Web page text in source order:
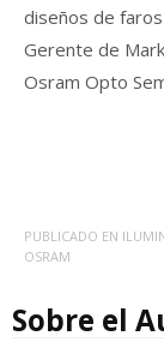
diseños de
Gerente de
Osram Opto
PUBLICADO EN
OSRAM
Sobre el